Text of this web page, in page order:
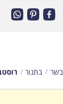
בשר בתנור